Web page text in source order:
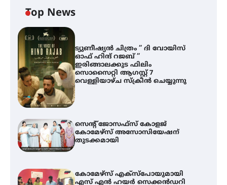
Top News
ട്യുണീഷ്യൻ ചിത്രം ” ദി വോയിസ്
ഓഫ് ഹിന്ദ് റജബ് ”
ഇരിങ്ങാലക്കുട ഫിലിം
സൊസൈറ്റി ആഗസ്റ്റ് 7
വെള്ളിയാഴ്ച സ്‌ക്രീൻ ചെയ്യുന്നു
സെന്റ് ജോസഫ്സ് കോളജ്
കോമേഴ്‌സ് അസോസിയേഷന്
തുടക്കമായി
കോമേഴ്സ് എക്സ്പോയുമായി
എസ് എൻ ഹയർ സെക്കൻഡറി